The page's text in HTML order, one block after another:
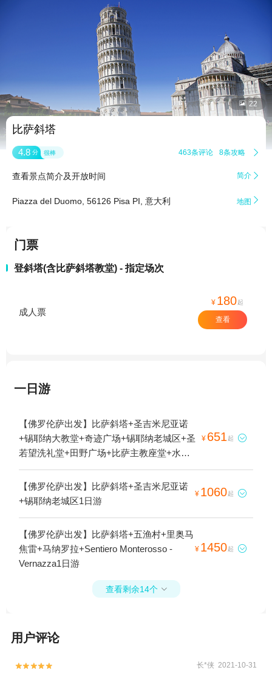
 22
比萨斜塔
4.8 分 很棒 463条评论 8条攻略 
查看景点简介及开放时间 简介 
Piazza del Duomo, 56126 Pisa PI, 意大利 地图 
门票
登斜塔(含比萨斜塔教堂) - 指定场次
成人票
¥ 180起
查看
一日游
【佛罗伦萨出发】比萨斜塔+圣吉米尼亚诺
+锡耶纳大教堂+奇迹广场+锡耶纳老城区+圣
若望洗礼堂+田野广场+比萨主教座堂+水井
广场+欢乐喷泉1日游
¥ 651 起 
【佛罗伦萨出发】比萨斜塔+圣吉米尼亚诺
+锡耶纳老城区1日游
¥ 1060起 
【佛罗伦萨出发】比萨斜塔+五渔村+里奥马
焦雷+马纳罗拉+Sentiero Monterosso -
Vernazza1日游
¥ 1450起 
查看剩余14个 
用户评论

 长*侠 2021-10-31